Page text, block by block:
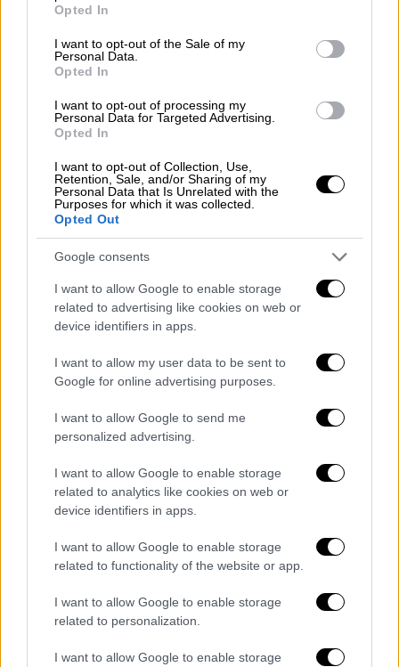
use your data for below specified purposes in below Google
consent section.
Opted In
I want to opt-out of the Sale of my
Personal Data.
Opted In
I want to opt-out of processing my
Personal Data for Targeted Advertising.
Opted In
I want to opt-out of Collection, Use,
Retention, Sale, and/or Sharing of my
Personal Data that Is Unrelated with the
Purposes for which it was collected.
Opted Out
Google consents
I want to allow Google to enable storage
related to advertising like cookies on web or
device identifiers in apps.
I want to allow my user data to be sent to
Google for online advertising purposes.
I want to allow Google to send me
personalized advertising.
I want to allow Google to enable storage
related to analytics like cookies on web or
device identifiers in apps.
I want to allow Google to enable storage
related to functionality of the website or app.
I want to allow Google to enable storage
related to personalization.
I want to allow Google to enable storage
βραβευμένης με γαλάζια σημαία παραλίας
πόδια από το Soleado Luxury Villas. Στον
ιδιαίτερο και μοναδικό αυτόν τόπο οι
ευκαιρίες για άμεση επαφή με τη φύση είναι
ανεξάντλητες. Οι πολυτελείς Soleado Luxury
χερσόνησο της Χαλκιδικής, στην ακτή της
καταπράσινης Κασσάνδραςκαι όπου μπορεί
κανείς να ζήσει την απόλυτη εμπειρία των
διακοπών απολαμβάνοντας την παραδείσια
γη που την περικλείει και το πιο όμορφο
ηλιοβασίλεμα!
_vds2252ok2.jpg